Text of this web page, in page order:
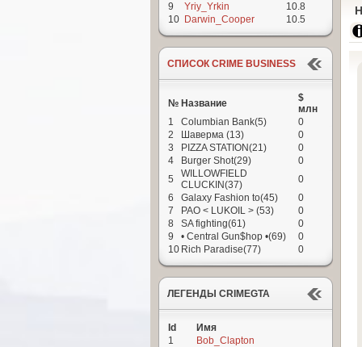
9
Yriy_Yrkin
10.8
10 Darwin_Cooper 10.5
СПИСОК CRIME BUSINESS
№ Название
$
млн
1
Columbian Bank(5)
0
2
Шаверма (13)
0
3
PIZZA STATION(21)
0
4
Burger Shot(29)
0
5
WILLOWFIELD
CLUCKIN(37)
0
6
Galaxy Fashion to(45)
0
7
PAO < LUKOIL > (53)
0
8
SA fighting(61)
0
9
• Сentral Gun$hop •(69)
0
10 Rich Paradise(77) 0
ЛЕГЕНДЫ CRIMEGTA
Id
Имя
1
Bob_Clapton